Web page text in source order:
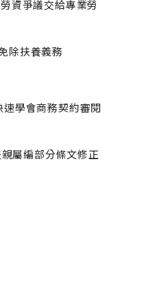
資爭議交給專業勞
除扶養義務
學會商務契約審閱
屬編部分條文修正